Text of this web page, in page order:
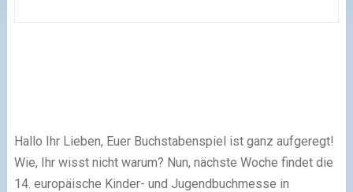
Hallo Ihr Lieben, Euer Buchstabenspiel ist ganz aufgeregt!
Wie, Ihr wisst nicht warum? Nun, nächste Woche findet die
14. europäische Kinder- und Jugendbuchmesse in